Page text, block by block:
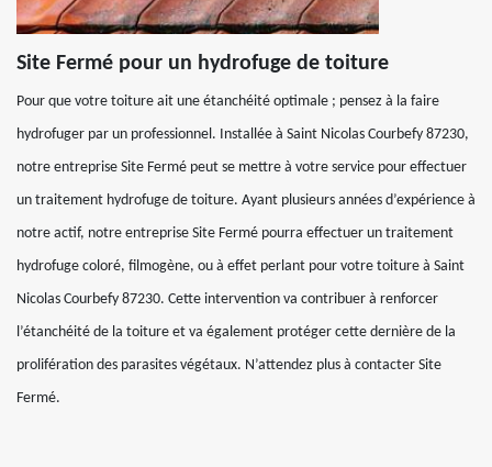
Site Fermé pour un hydrofuge de toiture
Pour que votre toiture ait une étanchéité optimale ; pensez à la faire
hydrofuger par un professionnel. Installée à Saint Nicolas Courbefy 87230,
notre entreprise Site Fermé peut se mettre à votre service pour effectuer
un traitement hydrofuge de toiture. Ayant plusieurs années d’expérience à
notre actif, notre entreprise Site Fermé pourra effectuer un traitement
hydrofuge coloré, filmogène, ou à effet perlant pour votre toiture à Saint
Nicolas Courbefy 87230. Cette intervention va contribuer à renforcer
l’étanchéité de la toiture et va également protéger cette dernière de la
prolifération des parasites végétaux. N’attendez plus à contacter Site
Fermé.